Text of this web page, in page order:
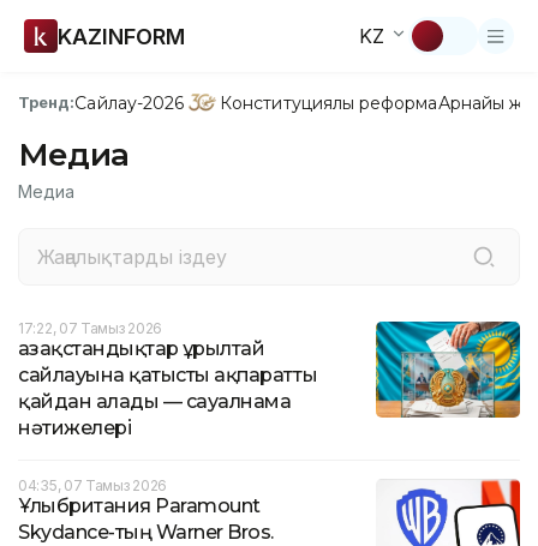
KAZINFORM KZ
Тренд:Сайлау-2026 Конституциялық реформаАрнайы
Медиа
Медиа
17:22, 07 Тамыз 2026
Қазақстандықтар Құрылтай
сайлауына қатысты ақпаратты
қайдан алады — сауалнама
нәтижелері
04:35, 07 Тамыз 2026
Ұлыбритания Paramount
Skydance-тың Warner Bros.